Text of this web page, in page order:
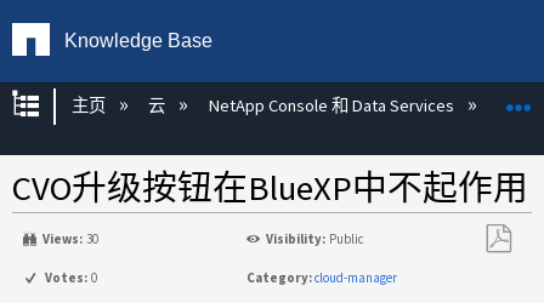
Knowledge Base
扩展/隐缩全局层次
主页 云 NetApp Console 和 Data Services
CVO升级按钮在BlueXP中不起作用
Views: 30 Visibility: Public
Votes: 0 Category:cloud-manager